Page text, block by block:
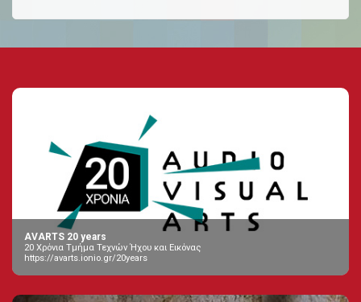
AVARTS 20 years
20 Χρόνια Τμήμα Τεχνών Ήχου και Εικόνας
https://avarts.ionio.gr/20years